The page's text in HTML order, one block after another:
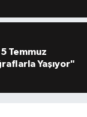
Temmuz
Yaşıyor"